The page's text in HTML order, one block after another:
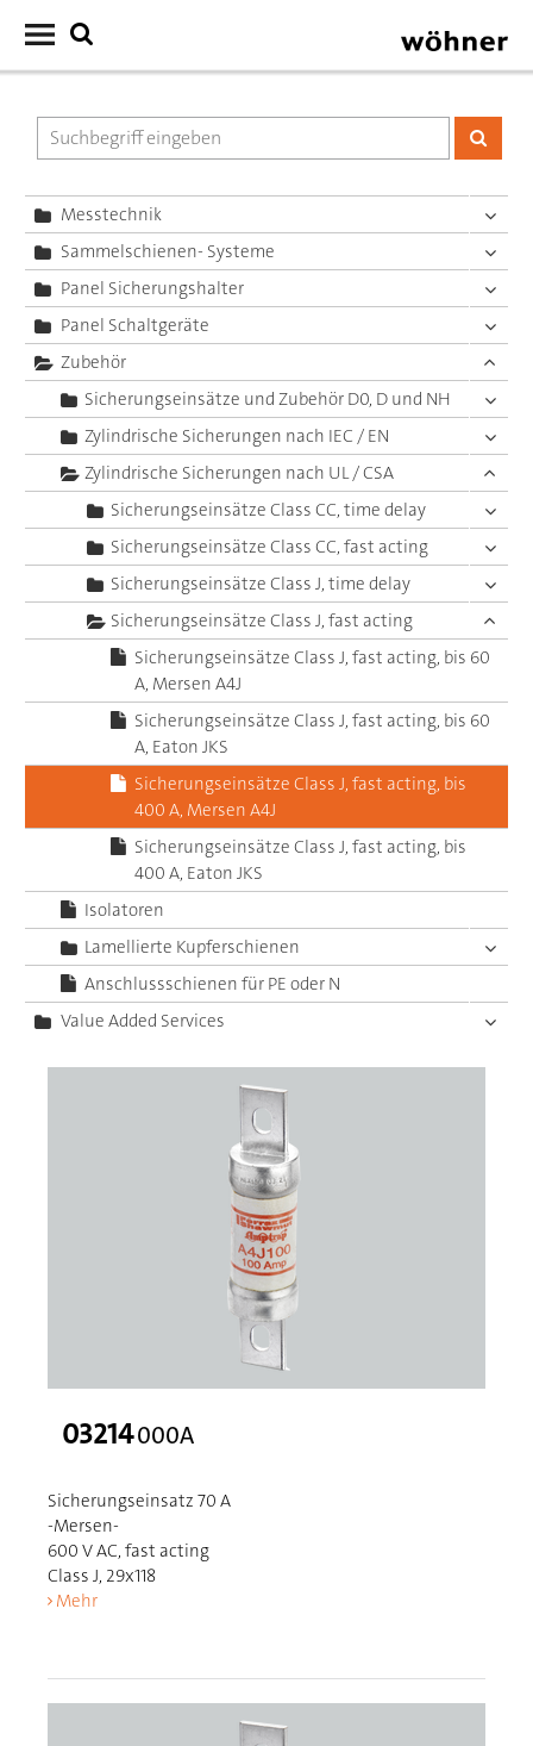
Messtechnik
Sammelschienen- Systeme
Panel Sicherungshalter
Panel Schaltgeräte
Zubehör
Sicherungseinsätze und Zubehör D0, D und NH
Zylindrische Sicherungen nach IEC / EN
Zylindrische Sicherungen nach UL / CSA
Sicherungseinsätze Class CC, time delay
Sicherungseinsätze Class CC, fast acting
Sicherungseinsätze Class J, time delay
Sicherungseinsätze Class J, fast acting
Sicherungseinsätze Class J, fast acting, bis 60
A, Mersen A4J
Sicherungseinsätze Class J, fast acting, bis 60
A, Eaton JKS
Sicherungseinsätze Class J, fast acting, bis
400 A, Mersen A4J
Sicherungseinsätze Class J, fast acting, bis
400 A, Eaton JKS
Isolatoren
Lamellierte Kupferschienen
Anschlussschienen für PE oder N
Value Added Services
03214000A
Sicherungseinsatz 70 A
-Mersen-
600 V AC, fast acting
Class J, 29x118
Mehr